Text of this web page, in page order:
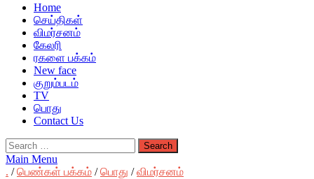
Home
செய்திகள்
விமர்சனம்
கேலரி
ரகளை பக்கம்
New face
குறும்படம்
TV
பொது
Contact Us
Search
for:
Main Menu
. /பெண்கள் பக்கம் /பொது /விமர்சனம்